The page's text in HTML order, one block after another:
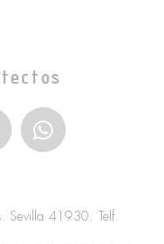
W
h
s
a
Sevilla 41930. Telf.